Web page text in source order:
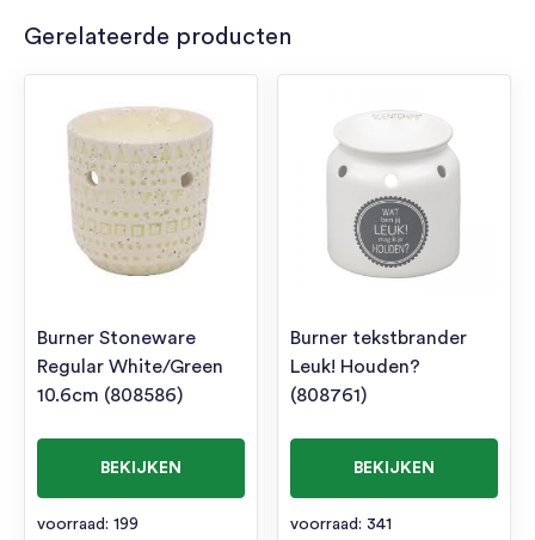
Gerelateerde producten
Burner Stoneware
Regular White/Green
10.6cm (808586)
BEKIJKEN
voorraad: 199
Burner tekstbrander
Leuk! Houden?
(808761)
BEKIJKEN
voorraad: 341